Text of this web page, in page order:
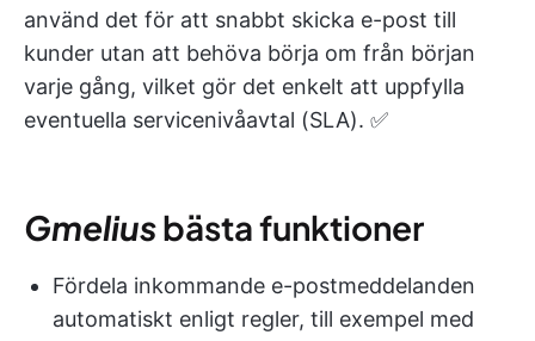
använd det för att snabbt skicka e-post till
kunder utan att behöva börja om från början
varje gång, vilket gör det enkelt att uppfylla
eventuella servicenivåavtal (SLA). ✅
Gmeliusbästa funktioner
Fördela inkommande e-postmeddelanden
automatiskt enligt regler, till exempel med